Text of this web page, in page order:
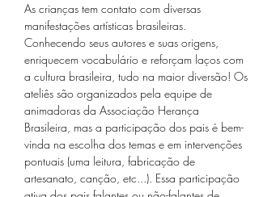
As crianças tem contato com diversas
manifestações artísticas brasileiras.
Conhecendo seus autores e suas origens,
enriquecem vocabulário e reforçam laços com
a cultura brasileira, tudo na maior diversão! Os
ateliês são organizados pela equipe de
animadoras da Associação Herança
Brasileira, mas a participação dos pais é bem-
vinda na escolha dos temas e em intervenções
pontuais (uma leitura, fabricação de
artesanato, canção, etc...). Essa participação